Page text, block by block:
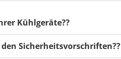
Kühlgeräte??
Sicherheitsvorschriften??